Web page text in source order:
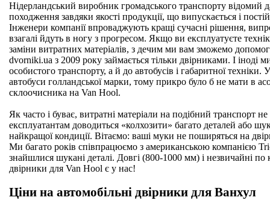
Нідерландський виробник громадського транспорту відомий
походження завдяки якості продукції, що випускається і
Інженери компанії впроваджують кращі сучасні рішення,
взагалі йдуть в ногу з прогресом. Якщо ви експлуатуєте
заміни витратних матеріалів, з дечим ми вам зможемо
dvorniki.ua з 2009 року займається тільки двірниками. І іноді
особистого транспорту, а й до автобусів і габаритної техніки.
автобуси голландської марки, тому прикро було б не мати в
склоочисника на Van Hool.
Як часто і буває, витратні матеріали на подібний транспорт
експлуатантам доводиться «колхозити» багато деталей або
найкращої кондиції. Вітаємо: ваші муки не поширяться на
Ми багато років співпрацюємо з американською компанією
знайшлися шукані деталі. Довгі (800-1000 мм) і незвичайні по
двірники для Van Hool є у нас!
Ціни на автомобільні двірники для Ванхул